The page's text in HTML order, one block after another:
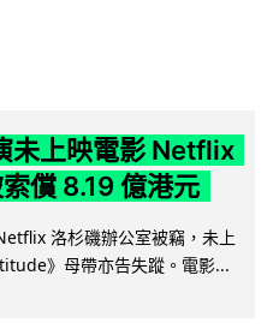
未上映電影 Netflix
償 8.19 億港元
洛杉磯辦公室被竊，未上
》母帶亦告失蹤。電影...